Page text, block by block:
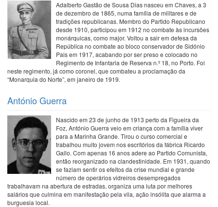
Adalberto Gastão de Sousa Dias nasceu em Chaves, a 3
de dezembro de 1865, numa família de militares e de
tradições republicanas. Membro do Partido Republicano
desde 1910, participou em 1912 no combate às incursões
monárquicas, como major. Voltou a sair em defesa da
República no combate ao bloco conservador de Sidónio
Pais em 1917, acabando por ser preso e colocado no
Regimento de Infantaria de Reserva n.º 18, no Porto. Foi
neste regimento, já como coronel, que combateu a proclamação da
“Monarquia do Norte”, em janeiro de 1919.
António Guerra
Nascido em 23 de junho de 1913 perto da Figueira da
Foz, António Guerra veio em criança com a família viver
para a Marinha Grande. Tirou o curso comercial e
trabalhou muito jovem nos escritórios da fábrica Ricardo
Gallo. Com apenas 16 anos adere ao Partido Comunista,
então reorganizado na clandestinidade. Em 1931, quando
se faziam sentir os efeitos da crise mundial e grande
número de operários vidreiros desempregados
trabalhavam na abertura de estradas, organiza uma luta por melhores
salários que culmina em manifestação pela vila, ação insólita que alarma a
burguesia local.